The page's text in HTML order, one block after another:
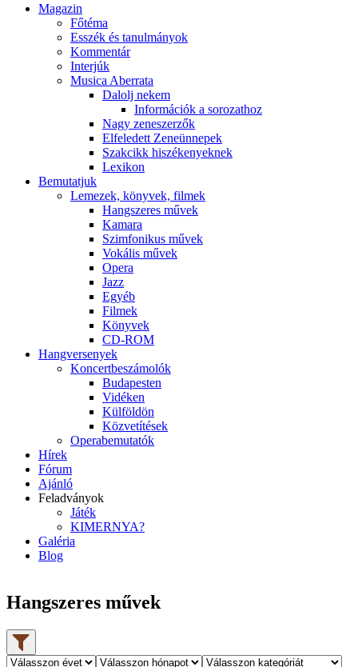
Magazin
Főtéma
Esszék és tanulmányok
Kommentár
Interjúk
Musica Aberrata
Dalolj nekem
Információk a sorozathoz
Nagy zeneszerzők
Elfeledett Zeneünnepek
Szakcikk hiszékenyeknek
Lexikon
Bemutatjuk
Lemezek, könyvek, filmek
Hangszeres művek
Kamara
Szimfonikus művek
Vokális művek
Opera
Jazz
Egyéb
Filmek
Könyvek
CD-ROM
Hangversenyek
Koncertbeszámolók
Budapesten
Vidéken
Külföldön
Közvetítések
Operabemutatók
Hírek
Fórum
Ajánló
Feladványok
Játék
KIMERNYA?
Galéria
Blog
Hangszeres művek
